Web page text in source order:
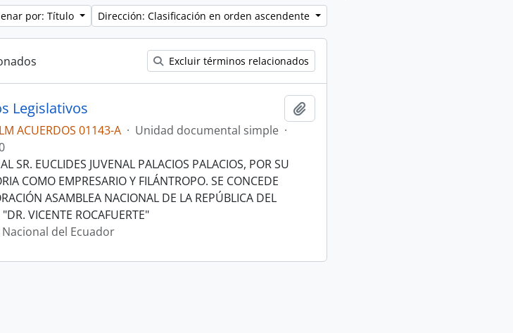
por: Título Dirección: Clasificación en orden ascendente
Excluir términos relacionados
Legislativos
ACUERDOS 01143-A · Unidad documental simple ·
SR. EUCLIDES JUVENAL PALACIOS PALACIOS, POR SU
COMO EMPRESARIO Y FILÁNTROPO. SE CONCEDE
ASAMBLEA NACIONAL DE LA REPÚBLICA DEL
VICENTE ROCAFUERTE"
del Ecuador